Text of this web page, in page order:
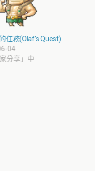
任務(Olaf’s Quest)
04
分享」中